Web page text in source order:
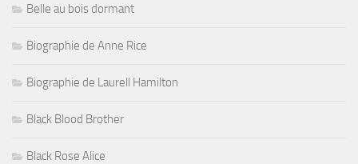
Belle au bois dormant
Biographie de Anne Rice
Biographie de Laurell Hamilton
Black Blood Brother
Black Rose Alice